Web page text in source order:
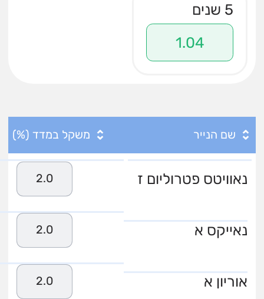
5 שנים
1.04
שם הנייר משקל במדד (%)
נאוויטס פטרוליום ז 2.0
נאייקס א 2.0
אוריון א 2.0